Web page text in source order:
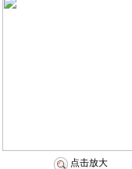
点击放大